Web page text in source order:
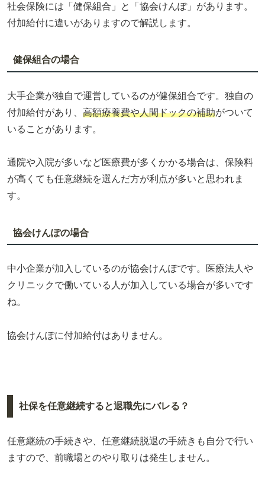
社会保険には「健保組合」と「協会けんぽ」があります。
付加給付に違いがありますので解説します。
健保組合の場合
大手企業が独自で運営しているのが健保組合です。独自の
付加給付があり、 高額療養費や人間ドックの補助がついて
いることがあります。
通院や入院が多いなど医療費が多くかかる場合は、保険料
が高くても任意継続を選んだ方が利点が多いと思われま
す。
協会けんぽの場合
中小企業が加入しているのが協会けんぽです。医療法人や
クリニックで働いている人が加入している場合が多いです
ね。
協会けんぽに付加給付はありません。
社保を任意継続すると退職先にバレる？
任意継続の手続きや、任意継続脱退の手続きも自分で行い
ますので、前職場とのやり取りは発生しません。